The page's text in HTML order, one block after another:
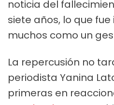
noticia del
siete años, lo que
muchos como un
La repercusión no
periodista Yanina
primeras en